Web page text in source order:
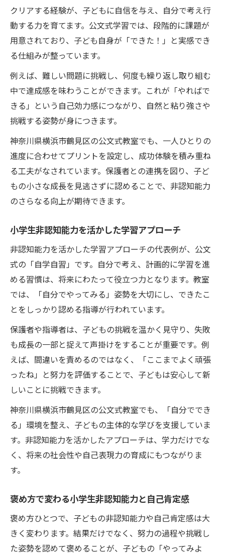
クリアする経験が、子どもに自信を与え、自分で考え行
動する力を育てます。公文式学習では、段階的に課題が
用意されており、子ども自身が「できた！」と実感でき
る仕組みが整っています。
例えば、難しい問題に挑戦し、何度も繰り返し取り組む
中で達成感を味わうことができます。これが「やればで
きる」という自己効力感につながり、自然と粘り強さや
挑戦する姿勢が身につきます。
神奈川県横浜市鶴見区の公文式教室でも、一人ひとりの
進度に合わせてプリントを設定し、成功体験を積み重ね
る工夫がなされています。保護者との連携を図り、子ど
もの小さな成長を見逃さずに認めることで、非認知能力
のさらなる向上が期待できます。
小学生非認知能力を活かした学習アプローチ
非認知能力を活かした学習アプローチの代表例が、公文
式の「自学自習」です。自分で考え、計画的に学習を進
める習慣は、将来にわたって役立つ力となります。教室
では、「自分でやってみる」姿勢を大切にし、できたこ
とをしっかり認める指導が行われています。
保護者や指導者は、子どもの挑戦を温かく見守り、失敗
も成長の一部と捉えて声掛けをすることが重要です。例
えば、間違いを責めるのではなく、「ここまでよく頑張
ったね」と努力を評価することで、子どもは安心して新
しいことに挑戦できます。
神奈川県横浜市鶴見区の公文式教室でも、「自分ででき
る」環境を整え、子どもの主体的な学びを支援していま
す。非認知能力を活かしたアプローチは、学力だけでな
く、将来の社会性や自己表現力の育成にもつながりま
す。
褒め方で変わる小学生非認知能力と自己肯定感
褒め方ひとつで、子どもの非認知能力や自己肯定感は大
きく変わります。結果だけでなく、努力の過程や挑戦し
た姿勢を認めて褒めることが、子どもの「やってみよ